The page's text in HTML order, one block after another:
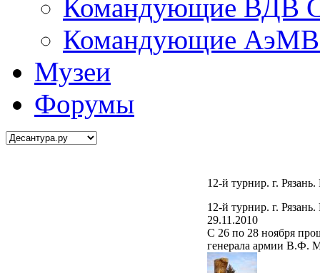
Командующие ВДВ
Командующие АэМВ
Музеи
Форумы
12-й турнир. г. Рязань.
12-й турнир. г. Рязань.
29.11.2010
С 26 по 28 ноября
генерала армии В.Ф.